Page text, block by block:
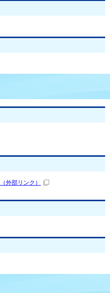
（外部リンク）